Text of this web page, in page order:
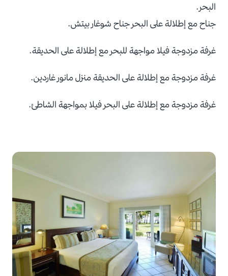
البحر.
جناح مع إطلالة على البحر جناح شوغار بيتش.
غرفة مزدوجة فيلا مواجهة للبحر مع إطلالة على الحديقة.
غرفة مزدوجة مع إطلالة على الحديقة منزل مانور غاردين.
غرفة مزدوجة مع إطلالة على البحر فيلا بمواجهة الشاطئ.